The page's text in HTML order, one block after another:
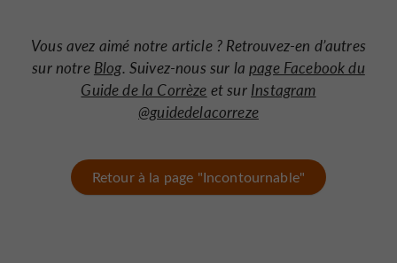
Vous avez aimé notre article ? Retrouvez-en d’autres
sur notre Blog. Suivez-nous sur lapage Facebook du
Guide de la Corrèze et sur Instagram
@guidedelacorreze
Retour à la page "Incontournable"